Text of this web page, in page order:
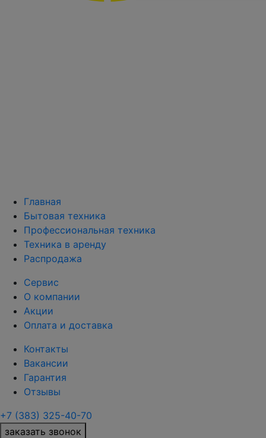
Главная
Бытовая техника
Профессиональная техника
Техника в аренду
Распродажа
Сервис
О компании
Акции
Оплата и доставка
Контакты
Вакансии
Гарантия
Отзывы
+7 (383) 325-40-70
заказать звонок